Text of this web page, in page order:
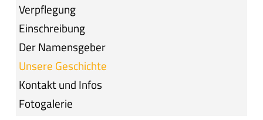
Verpflegung
Einschreibung
Der Namensgeber
Unsere Geschichte
Kontakt und Infos
Fotogalerie